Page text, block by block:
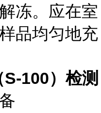
冻。应在室
品均匀地充
100）检测